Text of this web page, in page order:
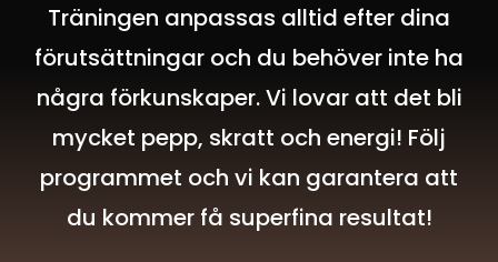
Träningen anpassas alltid efter dina
förutsättningar och du behöver inte ha
några förkunskaper.Vi lovar att det bli
mycket pepp, skratt och energi! Följ
programmet och vi kan garantera att
du kommer få superfina resultat!